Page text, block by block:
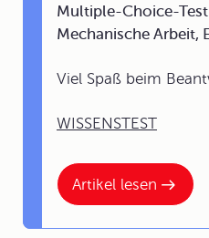
Artikel lesen
Multiple-Choice-
Mechanische Arbeit,
Viel Spaß beim
WISSENSTEST